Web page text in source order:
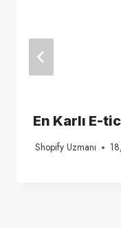
En Karlı E-
Shopify Uzmanı